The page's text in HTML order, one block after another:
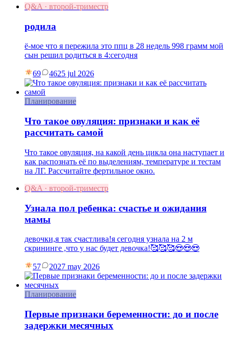
Q&A · второй-триместр
родила
ё-мое что я пережила это ппц в 28 недель 998 грамм мой
сын решил родиться в 4:сегодня
69 4625 jul 2026
Планирование
Что такое овуляция: признаки и как её
рассчитать самой
Что такое овуляция, на какой день цикла она наступает и
как распознать её по выделениям, температуре и тестам
на ЛГ. Рассчитайте фертильное окно.
Q&A · второй-триместр
Узнала пол ребенка: счастье и ожидания
мамы
девочки,я так счастлива!я сегодня узнала на 2 м
скрининге ,что у нас будет девочка!🥰🥰🥰😍😍😍
57 2027 may 2026
Планирование
Первые признаки беременности: до и после
задержки месячных